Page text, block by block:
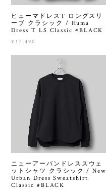
ヒューマドレスT ロングスリ
ーブ クラシック / Huma
Dress T LS Classic #BLACK
¥17,490
ニューアーバンドレススウェ
ットシャツ クラシック / New
Urban Dress Sweatshirt
Classic #BLACK